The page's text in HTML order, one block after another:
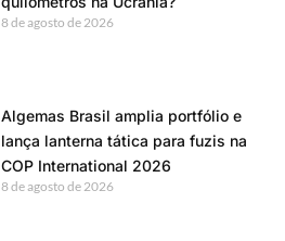
8 de agosto de 2026
Algemas Brasil amplia portfólio e
lança lanterna tática para fuzis na
COP International 2026
8 de agosto de 2026